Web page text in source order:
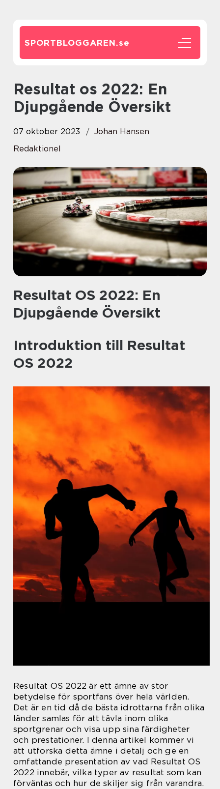
SPORTBLOGGAREN.se
Resultat os 2022: En
Djupgående Översikt
07 oktober 2023
Johan Hansen
Redaktionel
Resultat OS 2022: En
Djupgående Översikt
Introduktion till Resultat
OS 2022
Resultat OS 2022 är ett ämne av stor
betydelse för sportfans över hela världen.
Det är en tid då de bästa idrottarna från olika
länder samlas för att tävla inom olika
sportgrenar och visa upp sina färdigheter
och prestationer. I denna artikel kommer vi
att utforska detta ämne i detalj och ge en
omfattande presentation av vad Resultat OS
2022 innebär, vilka typer av resultat som kan
förväntas och hur de skiljer sig från varandra.